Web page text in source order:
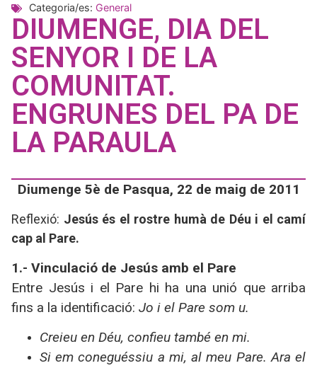
Categoria/es: General
DIUMENGE, DIA DEL
SENYOR I DE LA
COMUNITAT.
ENGRUNES DEL PA DE
LA PARAULA
Diumenge 5è de Pasqua, 22 de maig de 2011
Reflexió: Jesús és el rostre humà de Déu i el camí
cap al Pare.
1.- Vinculació de Jesús amb el Pare
Entre Jesús i el Pare hi ha una unió que arriba
fins a la identificació: Jo i el Pare som u.
Creieu en Déu, confieu també en mi.
Si em coneguéssiu a mi, al meu Pare. Ara el